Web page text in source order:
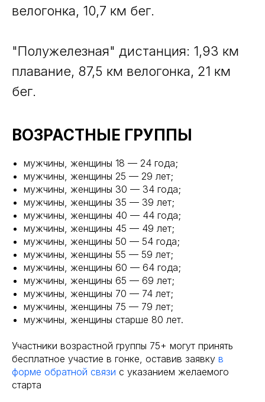
велогонка, 10,7 км бег.
"Полужелезная" дистанция: 1,93 км
плавание, 87,5 км велогонка, 21 км
бег.
ВОЗРАСТНЫЕ ГРУППЫ
мужчины, женщины 18 — 24 года;
мужчины, женщины 25 — 29 лет;
мужчины, женщины 30 — 34 года;
мужчины, женщины 35 — 39 лет;
мужчины, женщины 40 — 44 года;
мужчины, женщины 45 — 49 лет;
мужчины, женщины 50 — 54 года;
мужчины, женщины 55 — 59 лет;
мужчины, женщины 60 — 64 года;
мужчины, женщины 65 — 69 лет;
мужчины, женщины 70 — 74 лет;
мужчины, женщины 75 — 79 лет;
мужчины, женщины старше 80 лет.
Участники возрастной группы 75+ могут принять
бесплатное участие в гонке, оставив заявку в
форме обратной связи с указанием желаемого
старта